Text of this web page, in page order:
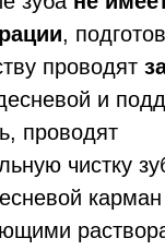
,
проводят
и
проводят
чистку
карман